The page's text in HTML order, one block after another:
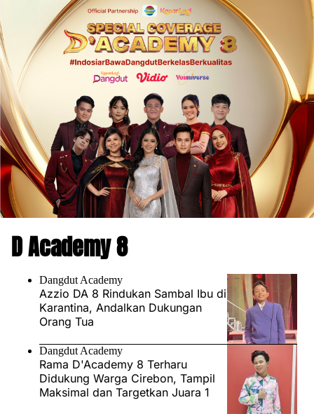
D Academy 8
Dangdut Academy
Azzio DA 8 Rindukan Sambal Ibu di
Karantina, Andalkan Dukungan
Orang Tua
Dangdut Academy
Rama D'Academy 8 Terharu
Didukung Warga Cirebon, Tampil
Maksimal dan Targetkan Juara 1